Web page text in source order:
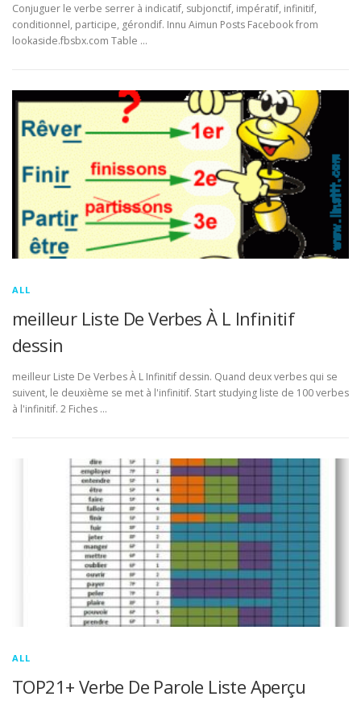
Conjuguer le verbe serrer à indicatif, subjonctif, impératif, infinitif,
conditionnel, participe, gérondif. Innu Aimun Posts Facebook from
lookaside.fbsbx.com Table …
ALL
meilleur Liste De Verbes À L Infinitif
dessin
meilleur Liste De Verbes À L Infinitif dessin. Quand deux verbes qui se
suivent, le deuxième se met à l'infinitif. Start studying liste de 100 verbes
à l'infinitif. 2 Fiches …
ALL
TOP21+ Verbe De Parole Liste Aperçu